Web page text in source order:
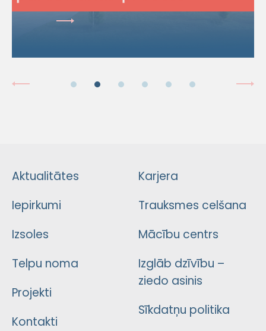
Aktualitātes
Iepirkumi
Izsoles
Telpu noma
Projekti
Kontakti
Karjera
Trauksmes celšana
Mācību centrs
Izglāb dzīvību –
ziedo asinis
Sīkdatņu politika